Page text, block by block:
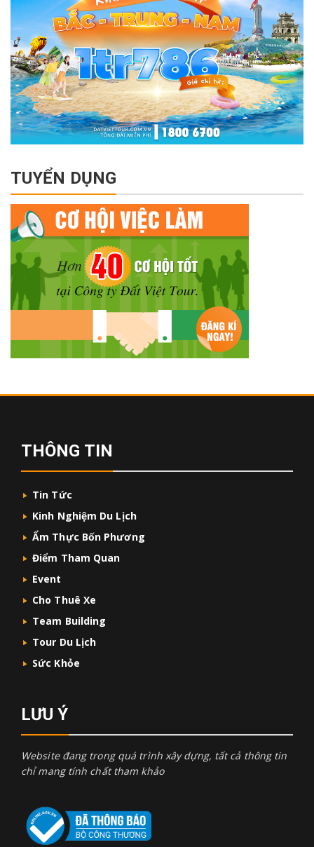
TUYỂN DỤNG
THÔNG TIN
Tin Tức
Kinh Nghiệm Du Lịch
Ẩm Thực Bốn Phương
Điểm Tham Quan
Event
Cho Thuê Xe
Team Building
Tour Du Lịch
Sức Khỏe
LƯU Ý
Website đang trong quá trình xây dựng, tất cả thông tin
chỉ mang tính chất tham khảo